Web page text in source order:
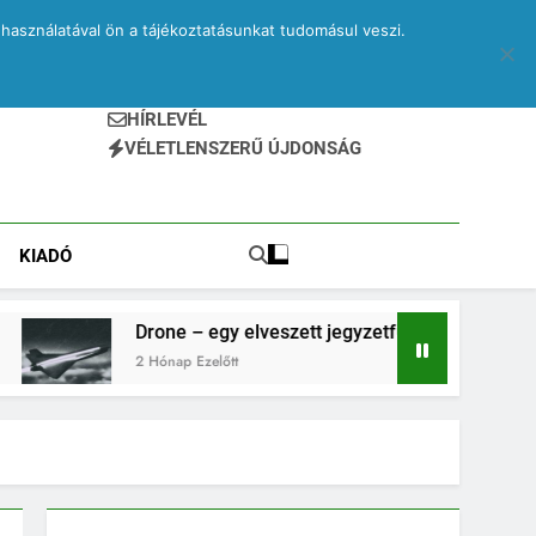
HÍRLEVÉL
VÉLETLENSZERŰ ÚJDONSÁG
KIADÓ
– egy elveszett jegyzetfüzet kitépett lapjai
Ezelőtt
ön a tájékoztatásunkat tudomásul veszi.